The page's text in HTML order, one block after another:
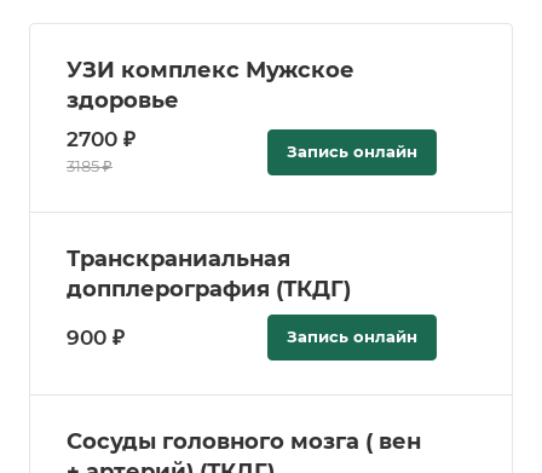
УЗИ комплекс Мужское
здоровье
2700 ₽
3185 ₽
Запись онлайн
Транскраниальная
допплерография (ТКДГ)
900 ₽ Запись онлайн
Сосуды головного мозга ( вен